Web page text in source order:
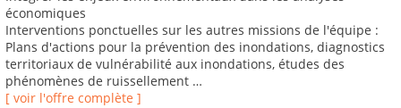
économiques
Interventions ponctuelles sur les autres missions de l'équipe :
Plans d'actions pour la prévention des inondations, diagnostics
territoriaux de vulnérabilité aux inondations, études des
phénomènes de ruissellement …
[ voir l'offre complète ]